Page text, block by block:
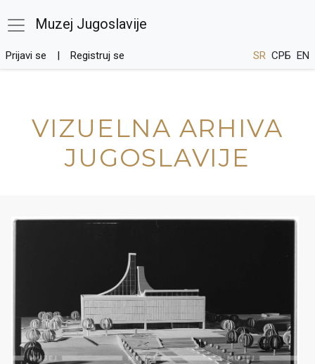
Muzej Jugoslavije
Prijavi se Registruj se SR СРБ EN
VIZUELNA ARHIVA
JUGOSLAVIJE